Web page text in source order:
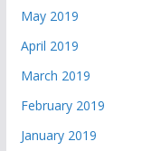
May 2019
April 2019
March 2019
February 2019
January 2019